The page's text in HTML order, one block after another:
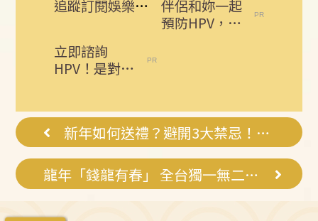
追蹤訂閱娛樂星聞 給你最即時的娛樂星鮮事
伴侶和妳一起
預防HPV，才
立即諮詢
HPV！是對自
在不嫌晚...
新年如何送禮？避開3大禁忌！送到心坎裡
龍年「錢龍有春」 全台獨一無二神龍！？